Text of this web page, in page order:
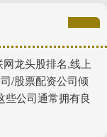
龙头股排名,线上
/股票配资公司倾
些公司通常拥有良